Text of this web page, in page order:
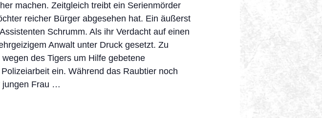
machen. Zeitgleich treibt ein Serienmörder
reicher Bürger abgesehen hat. Ein äußerst
Schrumm. Als ihr Verdacht auf einen
Anwalt unter Druck gesetzt. Zu
des Tigers um Hilfe gebetene
ein. Während das Raubtier noch
jungen Frau …